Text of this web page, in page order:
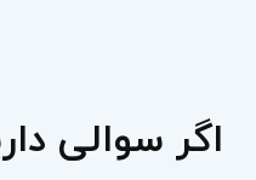
اگر سوالی